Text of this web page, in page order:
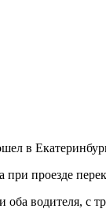
в
проезде
оба водителя, с